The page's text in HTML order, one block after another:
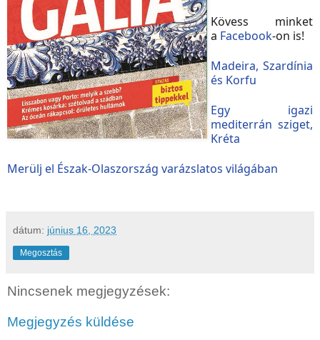
Kövess minket
a Facebook-on is!
Madeira, Szardínia
és Korfu
Egy igazi
mediterrán sziget,
Kréta
Merülj el Észak-Olaszország varázslatos világában
dátum: június 16, 2023
Megosztás
Nincsenek megjegyzések:
Megjegyzés küldése